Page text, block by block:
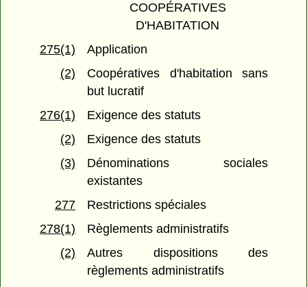
COOPÉRATIVES
D'HABITATION
275(1)
Application
(2)
Coopératives d'habitation sans
but lucratif
276(1)
Exigence des statuts
(2)
Exigence des statuts
(3)
Dénominations sociales
existantes
277
Restrictions spéciales
278(1)
Règlements administratifs
(2)
Autres dispositions des
règlements administratifs